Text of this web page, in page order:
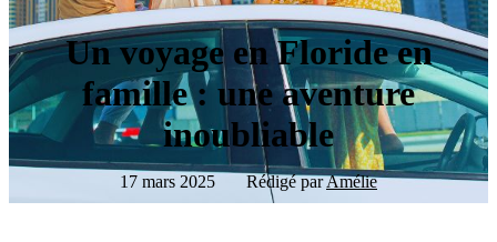
Un voyage en Floride en
famille : une aventure
inoubliable
17 mars 2025 Rédigé parAmélie